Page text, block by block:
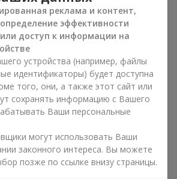
корзины. Подарочная
угощениями к празднику, фруктами,
алкогольными напитками
дополнением к цветам или
Идеальный набор,
и изысканный букет, как
стоит купить подарочные корзины,
в ваших руках.
корзины — это не просто приобрести
купить подарочные корзины —
для всех, который легко
характер человека и даже формат
до деловых.
реклама и контент,
эффективности
доступ к информации на
устройства (например, файлы
идентификаторы) будет доступна
того, они, а также этот сайт или
сохранять информацию с Вашего
Ваши персональные
могут использовать Ваши
законного интереса. Вы можете
позже по ссылке внизу страницы.